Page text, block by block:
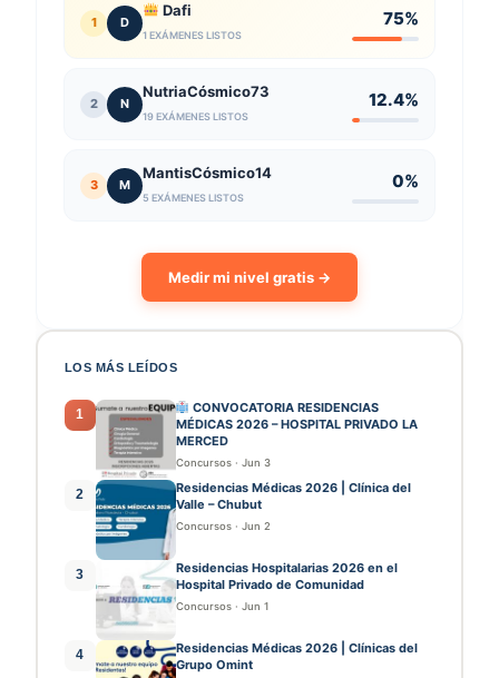
1 D
Dafi
1 EXÁMENES LISTOS
75%
2 N
NutriaCósmico73
19 EXÁMENES LISTOS
12.4%
3 M
MantisCósmico14
5 EXÁMENES LISTOS
0%
Medir mi nivel gratis →
LOS MÁS LEÍDOS
1
CONVOCATORIA RESIDENCIAS
MÉDICAS 2026 – HOSPITAL PRIVADO LA
MERCED
Concursos · Jun 3
2
Residencias Médicas 2026 | Clínica del
Valle – Chubut
Concursos · Jun 2
3
Residencias Hospitalarias 2026 en el
Hospital Privado de Comunidad
Concursos · Jun 1
4
Residencias Médicas 2026 | Clínicas del
Grupo Omint